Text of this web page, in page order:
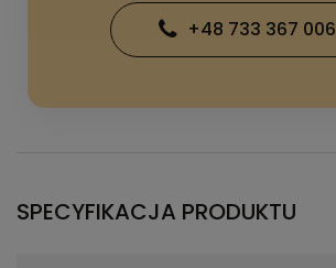
+48 733 367 006
SPECYFIKACJA PRODUKTU